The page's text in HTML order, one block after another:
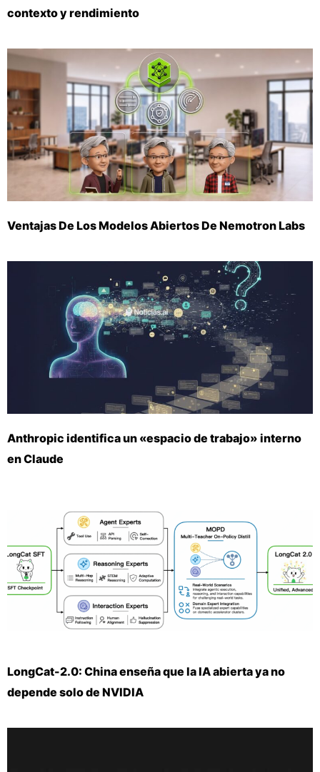
contexto y rendimiento
Ventajas De Los Modelos Abiertos De Nemotron Labs
Anthropic identifica un «espacio de trabajo» interno
en Claude
LongCat-2.0: China enseña que la IA abierta ya no
depende solo de NVIDIA